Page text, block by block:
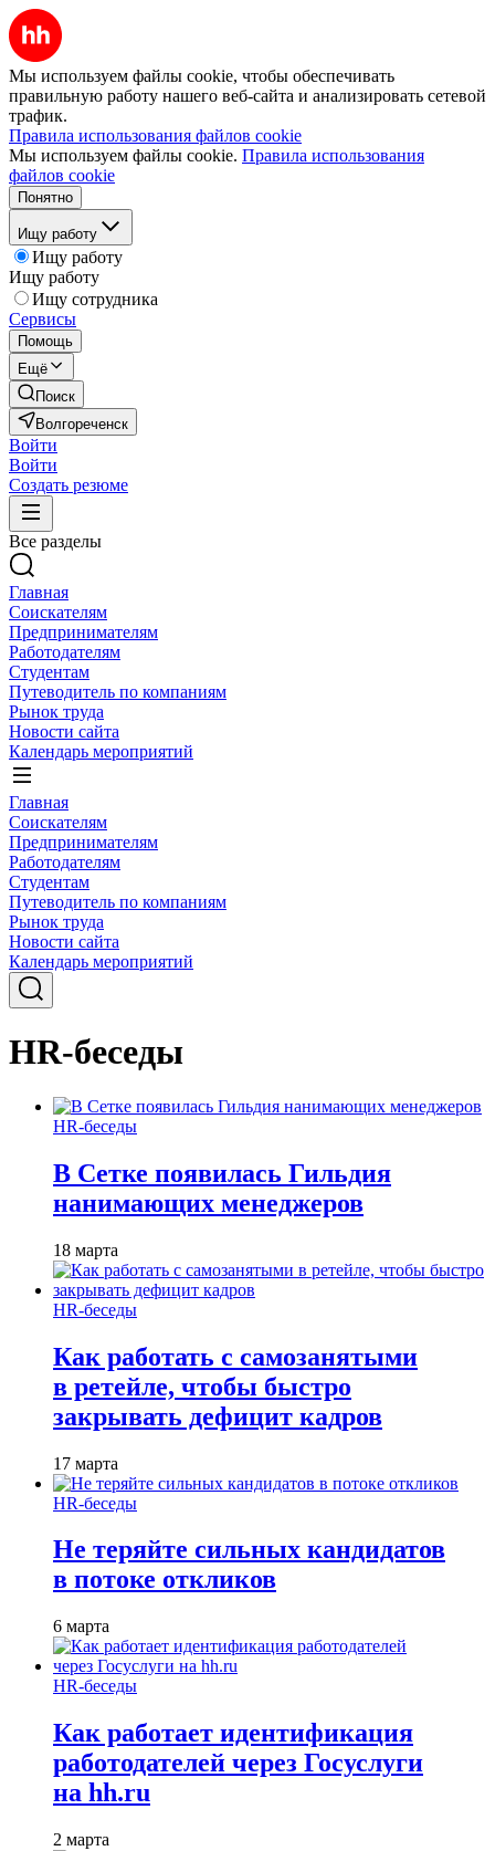
Мы используем файлы cookie, чтобы обеспечивать
правильную работу нашего веб-сайта и анализировать сетевой
трафик.
Правила использования файлов cookie
Мы используем файлы cookie. Правила использования
файлов cookie
Понятно
Ищу работу
Ищу работу
Ищу работу
Ищу сотрудника
Сервисы
Помощь
Ещё
Поиск
Волгореченск
Войти
Войти
Создать резюме
Все разделы
Главная
Соискателям
Предпринимателям
Работодателям
Студентам
Путеводитель по компаниям
Рынок труда
Новости сайта
Календарь мероприятий
Главная
Соискателям
Предпринимателям
Работодателям
Студентам
Путеводитель по компаниям
Рынок труда
Новости сайта
Календарь мероприятий
HR-беседы
HR-беседы
В Сетке появилась Гильдия
нанимающих менеджеров
18 марта
HR-беседы
Как работать с самозанятыми
в ретейле, чтобы быстро
закрывать дефицит кадров
17 марта
HR-беседы
Не теряйте сильных кандидатов
в потоке откликов
6 марта
HR-беседы
Как работает идентификация
работодателей через Госуслуги
на hh.ru
2 марта